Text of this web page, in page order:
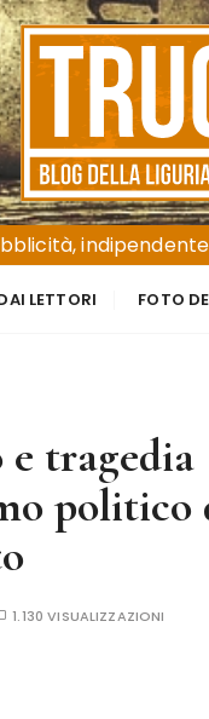
LETTORI FOTO
tragedia
politico
1.130 VISUALIZZAZIONI